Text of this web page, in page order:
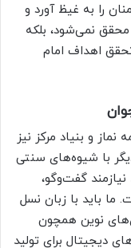
را به غیظ آورد و
نمی‌شود، بلکه
اهداف امام
و بنیاد مرکز نیز
با شیوه‌های سنتی
گفت‌وگو،
ما باید با زبان نسل
نوین همچون
دیجیتال برای تولید